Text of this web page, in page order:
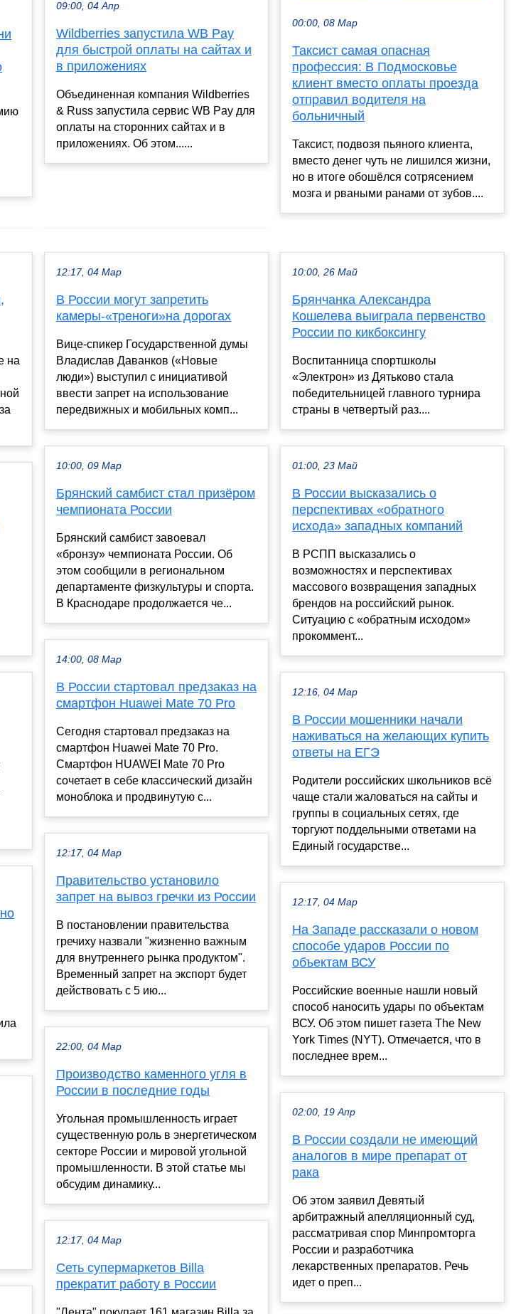
09:00, 04 Апр
Wildberries запустила WB Pay
для быстрой оплаты на сайтах и
в приложениях
Объединенная компания Wildberries
& Russ запустила сервис WB Pay для
оплаты на сторонних сайтах и в
приложениях. Об этом......
00:00, 08 Мар
Таксист самая опасная
профессия: В Подмосковье
клиент вместо оплаты проезда
отправил водителя на
больничный
Таксист, подвозя пьяного клиента,
вместо денег чуть не лишился жизни,
но в итоге обошёлся сотрясением
мозга и рваными ранами от зубов....
на
12:17, 04 Мар
В России могут запретить
камеры-«треноги»на дорогах
Вице-спикер Государственной думы
Владислав Даванков («Новые
люди») выступил с инициативой
ввести запрет на использование
передвижных и мобильных комп...
10:00, 09 Мар
Брянский самбист стал призёром
чемпионата России
Брянский самбист завоевал
«бронзу» чемпионата России. Об
этом сообщили в региональном
департаменте физкультуры и спорта.
В Краснодаре продолжается че...
14:00, 08 Мар
В России стартовал предзаказ на
смартфон Huawei Mate 70 Pro
Сегодня стартовал предзаказ на
смартфон Huawei Mate 70 Pro.
Смартфон HUAWEI Mate 70 Pro
сочетает в себе классический дизайн
моноблока и продвинутую с...
12:17, 04 Мар
Правительство установило
запрет на вывоз гречки из России
В постановлении правительства
гречиху назвали "жизненно важным
для внутреннего рынка продуктом".
Временный запрет на экспорт будет
действовать с 5 ию...
22:00, 04 Мар
Производство каменного угля в
России в последние годы
Угольная промышленность играет
существенную роль в энергетическом
секторе России и мировой угольной
промышленности. В этой статье мы
обсудим динамику...
12:17, 04 Мар
Сеть супермаркетов Billa
прекратит работу в России
10:00, 26 Май
Брянчанка Александра
Кошелева выиграла первенство
России по кикбоксингу
Воспитанница спортшколы
«Электрон» из Дятьково стала
победительницей главного турнира
страны в четвертый раз....
01:00, 23 Май
В России высказались о
перспективах «обратного
исхода» западных компаний
В РСПП высказались о
возможностях и перспективах
массового возвращения западных
брендов на российский рынок.
Ситуацию с «обратным исходом»
прокоммент...
12:16, 04 Мар
В России мошенники начали
наживаться на желающих купить
ответы на ЕГЭ
Родители российских школьников всё
чаще стали жаловаться на сайты и
группы в социальных сетях, где
торгуют поддельными ответами на
Единый государстве...
12:17, 04 Мар
На Западе рассказали о новом
способе ударов России по
объектам ВСУ
Российские военные нашли новый
способ наносить удары по объектам
ВСУ. Об этом пишет газета The New
York Times (NYT). Отмечается, что в
последнее врем...
02:00, 19 Апр
В России создали не имеющий
аналогов в мире препарат от
рака
Об этом заявил Девятый
арбитражный апелляционный суд,
рассматривая спор Минпромторга
России и разработчика
лекарственных препаратов. Речь
идет о преп...